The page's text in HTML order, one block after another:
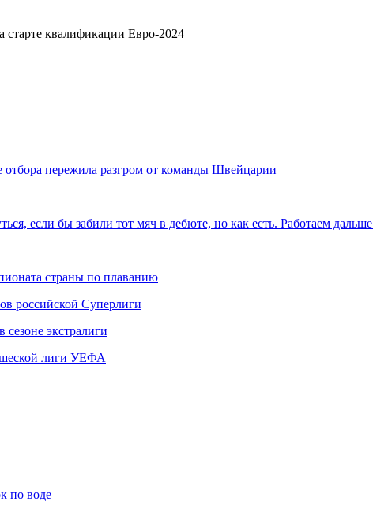
пережила разгром от команды Швейцарии
если бы забили тот мяч в дебюте, но как есть. Работаем дальше
страны по плаванию
российской Суперлиги
экстралиги
лиги УЕФА
по воде